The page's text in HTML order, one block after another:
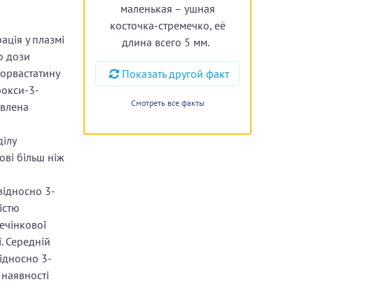
у плазмі
дози
3-
більш ніж
3-
Середній
3-
маленькая – ушная
косточка-стремечко, её
длина всего 5 мм.
Показать другой факт
Смотреть все факты